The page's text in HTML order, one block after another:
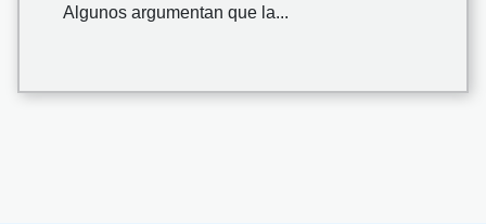
Algunos argumentan que la...